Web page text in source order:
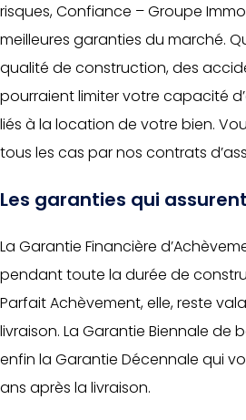
risques, Confiance – Groupe
meilleures garanties du marché.
qualité de construction, des
pourraient limiter votre capacité
liés à la location de votre bien.
tous les cas par nos contrats
Les garanties qui
La Garantie Financière
pendant toute la durée de
Parfait Achèvement, elle, reste
livraison. La Garantie Biennale
enfin la Garantie Décennale qui
ans après la livraison.